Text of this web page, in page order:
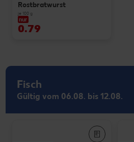
Rostbratwurst
je 100 g
nur
0.79
Fisch
Gültig vom 06.08. bis 12.08.